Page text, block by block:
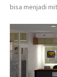
bisa menjadi